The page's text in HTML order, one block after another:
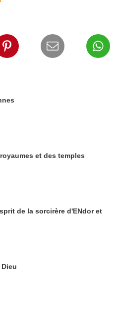
La musique et la guerre des royaumes et des temples
de la sorcirère d'ENdor et
Dieu